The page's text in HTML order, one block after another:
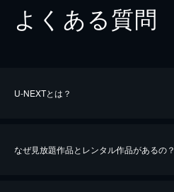
よくある質問
U-NEXTとは？
なぜ見放題作品とレンタル作品があるの？